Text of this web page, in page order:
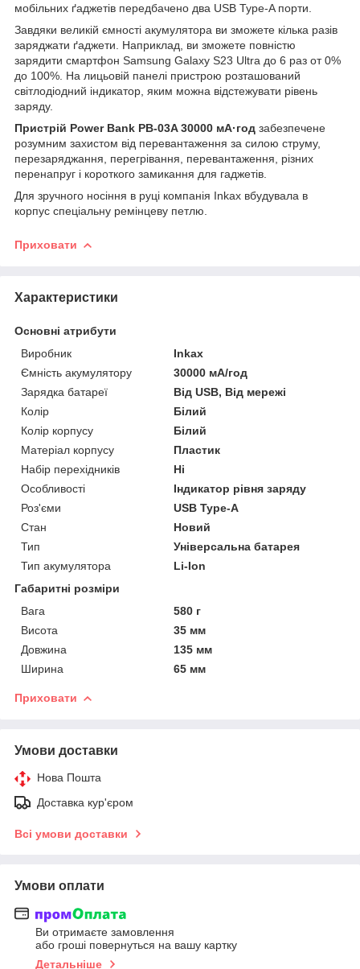
мобільних ґаджетів передбачено два USB Type-A порти.
Завдяки великій ємності акумулятора ви зможете кілька разів
заряджати ґаджети. Наприклад, ви зможете повністю
зарядити смартфон Samsung Galaxy S23 Ultra до 6 раз от 0%
до 100%. На лицьовій панелі пристрою розташований
світлодіодний індикатор, яким можна відстежувати рівень
заряду.
Пристрій Power Bank PB-03A 30000 мА·год забезпечене
розумним захистом від перевантаження за силою струму,
перезаряджання, перегрівання, перевантаження, різних
перенапруг і короткого замикання для гаджетів.
Для зручного носіння в руці компанія Inkax вбудувала в
корпус спеціальну ремінцеву петлю.
Приховати
Характеристики
Основні атрибути
Виробник
Inkax
Ємність акумулятору
30000 мА/год
Зарядка батареї
Від USB, Від мережі
Колір
Білий
Колір корпусу
Білий
Матеріал корпусу
Пластик
Набір перехідників
Ні
Особливості
Індикатор рівня заряду
Роз'єми
USB Type-A
Стан
Новий
Тип
Універсальна батарея
Тип акумулятора
Li-Ion
Габаритні розміри
Вага
580 г
Висота
35 мм
Довжина
135 мм
Ширина
65 мм
Приховати
Умови доставки
Нова Пошта
Доставка кур'єром
Всі умови доставки
Умови оплати
Ви отримаєте замовлення
або гроші повернуться на вашу картку
Детальніше